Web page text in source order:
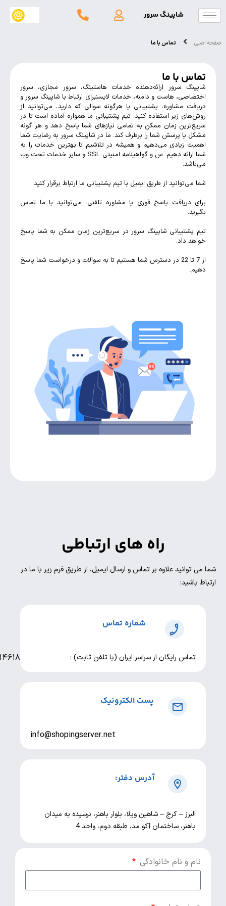
شاپینگ سرور
تماس با ما
با ما
سرور ارائه‌دهنده خدمات هاستینگ، سرور مجازی، سرور
هاست و دامنه، خدمات لایسنبرای ارتباط با شاپینگ سرور و
مشاوره، پشتیبانی یا هرگونه سوالی که دارید، می‌توانید از
زیر استفاده کنید. تیم پشتیبانی ما همواره آماده است تا در
زمان ممکن به تمامی نیازهای شما پاسخ دهد و هر گونه
پرسش شما را برطرف کند. ما در شاپینگ سرور به رضایت شما
زیادی می‌دهیم و همیشه در تلاشیم تا بهترین خدمات را به
شما ارائه دهیم. س و گواهینامه امنیتی SSL و سایر خدمات تحت وب
از طریق ایمیل با تیم پشتیبانی ما ارتباط برقرار کنید.
پاسخ فوری یا مشاوره تلفنی، می‌توانید با ما تماس
شاپینگ سرور در سریع‌ترین زمان ممکن به شما پاسخ
از 7 تا 22 در دسترس شما هستیم تا به سوالات و درخواست شما پاسخ
راه های ارتباطی
علاوه بر تماس و ارسال ایمیل، از طریق فرم زیر با ما در
شماره تماس
رایگان از سراسر ایران (با تلفن ثابت) :
پست الکترونیک
info@shopingserver.net
آدرس دفتر:
– کرج – شاهین ویلا، بلوار باهنر، نرسیده به میدان
ساختمان آکو مد، طبقه دوم، واحد 4
و نام خانوادگی